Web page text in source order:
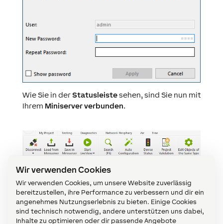
Wir verwenden Cookies
Wir verwenden Cookies, um unsere Website zuverlässig
bereitzustellen, ihre Performance zu verbessern und dir ein
angenehmes Nutzungserlebnis zu bieten. Einige Cookies
sind technisch notwendig, andere unterstützen uns dabei,
Inhalte zu optimieren oder dir passende Angebote
Wie Sie in derStatusleistesehen, sind Sie nun mit
Ihrem Miniserver verbunden.